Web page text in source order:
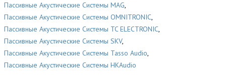
Пасcивные Акустические Системы MAG,
Пасcивные Акустические Системы OMNITRONIC,
Пасcивные Акустические Системы TC ELECTRONIC,
Пасcивные Акустические Системы SKV,
Пасcивные Акустические Системы Tasso Audio,
Пасcивные Акустические Системы HKAudio